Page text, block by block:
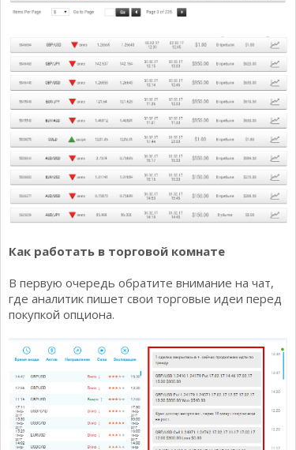
Как работать в торговой комнате
В первую очередь обратите внимание на чат,
где аналитик пишет свои торговые идеи перед
покупкой опциона.